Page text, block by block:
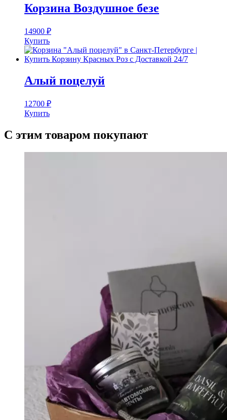
Корзина Воздушное безе
14900 ₽
Купить
Алый поцелуй
12700 ₽
Купить
С этим товаром покупают